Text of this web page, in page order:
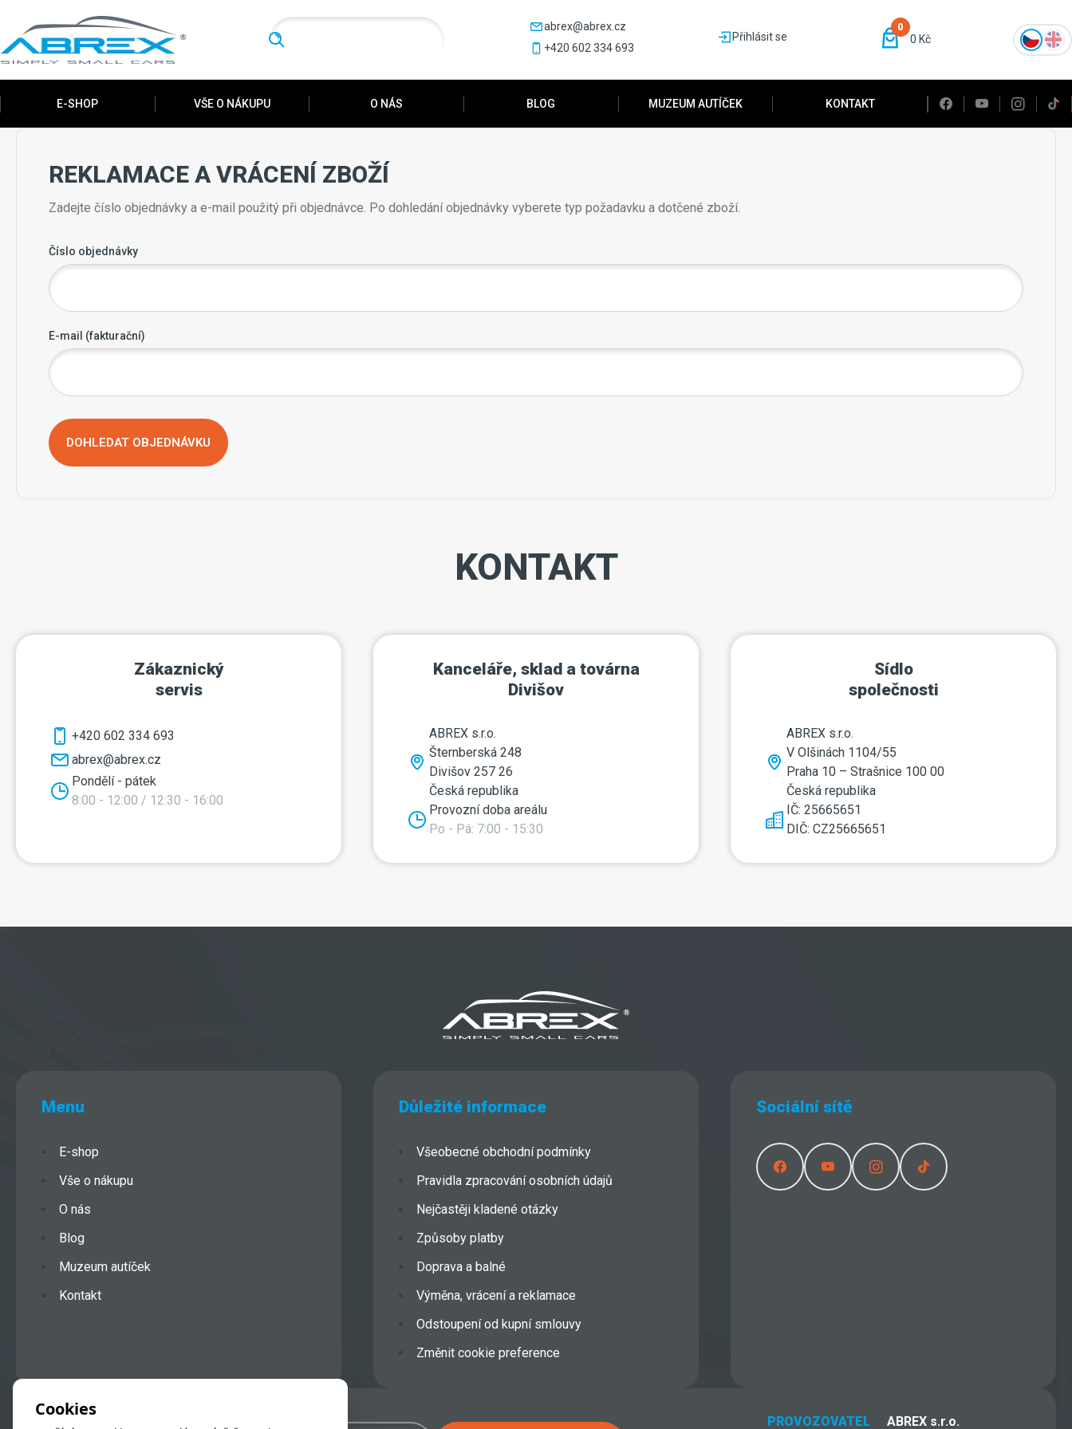
Hledat
abrex@abrex.cz
+420 602 334 693
Přihlásit se
0
0 Kč
E-SHOP VŠE O NÁKUPU O NÁS BLOG MUZEUM AUTÍČEK KONTAKT
REKLAMACE A VRÁCENÍ ZBOŽÍ
Zadejte číslo objednávky a e-mail použitý při objednávce. Po dohledání objednávky vyberete typ požadavku a dotčené zboží.
Číslo objednávky
E-mail (fakturační)
DOHLEDAT OBJEDNÁVKU
KONTAKT
Zákaznický
servis
+420 602 334 693
abrex@abrex.cz
Pondělí - pátek
8:00 - 12:00 / 12:30 - 16:00
Kanceláře, sklad a továrna
Divišov
ABREX s.r.o.
Šternberská 248
Divišov 257 26
Česká republika
Provozní doba areálu
Po - Pá: 7:00 - 15:30
Sídlo
společnosti
ABREX s.r.o.
V Olšinách 1104/55
Praha 10 – Strašnice 100 00
Česká republika
IČ: 25665651
DIČ: CZ25665651
Menu
E-shop
Vše o nákupu
O nás
Blog
Muzeum autíček
Kontakt
Důležité informace
Všeobecné obchodní podmínky
Pravidla zpracování osobních údajů
Nejčastěji kladené otázky
Způsoby platby
Doprava a balné
Výměna, vrácení a reklamace
Odstoupení od kupní smlouvy
Změnit cookie preference
Sociální sítě
PROVOZOVATEL ABREX s.r.o.
Cookies